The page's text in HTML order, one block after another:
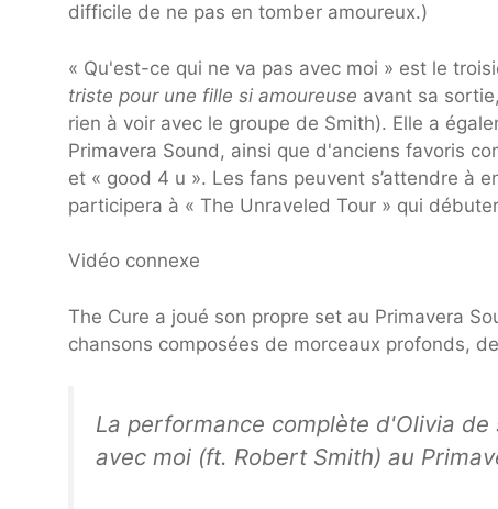
difficile de ne pas en tomber amoureux.)
« Qu'est-ce qui ne va pas avec moi » est le
triste pour une fille si amoureuse avant sa
rien à voir avec le groupe de Smith). Elle a
Primavera Sound, ainsi que d'anciens favoris
et « good 4 u ». Les fans peuvent s’attendre à
participera à « The Unraveled Tour » qui
Vidéo connexe
The Cure a joué son propre set au Primavera
chansons composées de morceaux profonds,
La performance complète d'Olivia
avec moi (ft. Robert Smith) au